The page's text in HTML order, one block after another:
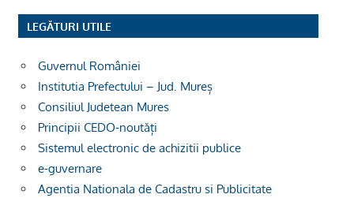
LEGĂTURI UTILE
Guvernul României
Institutia Prefectului – Jud. Mureș
Consiliul Judetean Mures
Principii CEDO-noutăți
Sistemul electronic de achizitii publice
e-guvernare
Agentia Nationala de Cadastru si Publicitate